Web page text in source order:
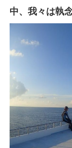
中、我々は執